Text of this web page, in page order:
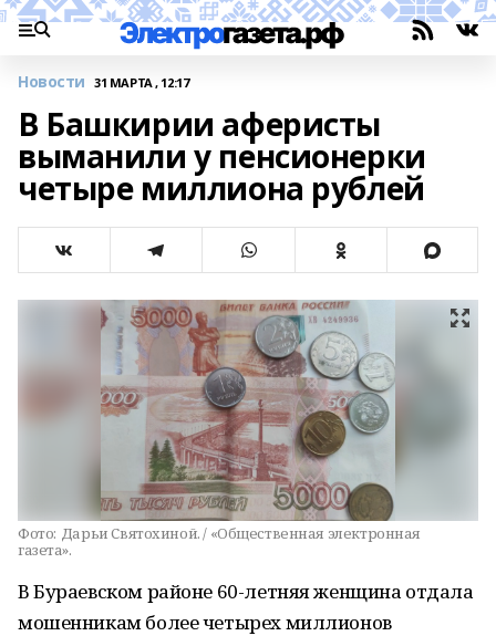
Новости 31 МАРТА , 12:17
В Башкирии аферисты
выманили у пенсионерки
четыре миллиона рублей
Фото: Дарьи Святохиной. / «Общественная электронная
газета».
В Бураевском районе 60-летняя женщина отдала
мошенникам более четырех миллионов